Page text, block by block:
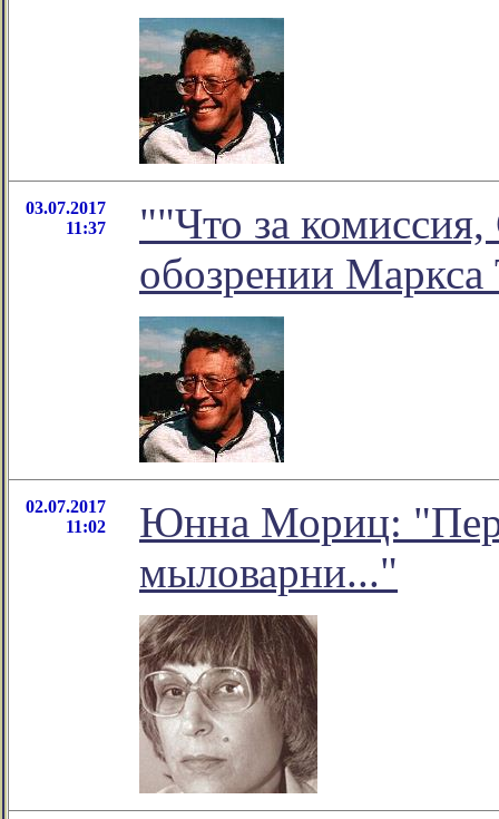
03.07.2017
11:37
""Что за
обозрении Маркса
02.07.2017
11:02
Юнна Мориц:
мыловарни..."